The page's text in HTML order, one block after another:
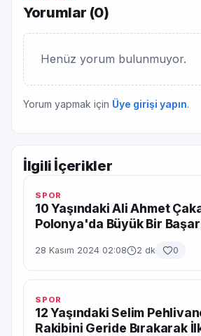
Yorumlar (0)
Henüz yorum bulunmuyor.
Yorum yapmak için Üye girişi yapın.
İlgili İçerikler
SPOR
10 Yaşındaki Ali Ahmet
Polonya'da Büyük Bir
28 Kasım 2024 02:08 2 dk 0
SPOR
12 Yaşındaki Selim
Rakibini Geride Bırakarak